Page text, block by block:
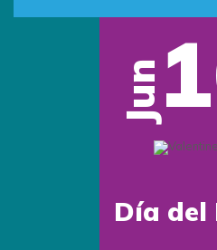
Jun
Día del